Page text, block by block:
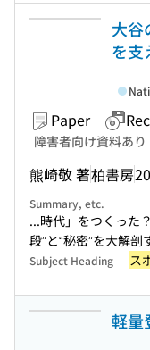
大谷
を支
Paper
障害者向け資料あり
熊崎敬 著柏書房
Summary, etc.
...時代」をつくった
段”と“秘密”を大解
Subject Heading ス
軽量